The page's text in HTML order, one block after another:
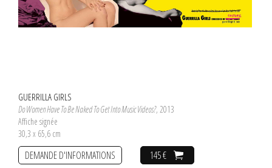
GUERRILLA GIRLS
Do Women Have To Be Naked To Get Into Music Videos?, 2013
Affiche signée
30,3 x 65,6 cm
145 €
DEMANDE D'INFORMATIONS